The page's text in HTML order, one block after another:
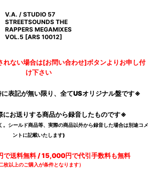
V.A. / STUDIO 57
STREETSOUNDS THE
RAPPERS MEGAMIXES
VOL.5 [ARS 10012]
れない場合は[お問い合わせ]ボタンよりお申し付
け下さい
表記が無い限り、全てUSオリジナル盤です※
お送りする商品から録音したものです※
シールド商品等、実際の商品以外から録音した場合は別途コメ
ントに記載いたします)
送料無料 / 15,000円で代引手数料も無料
二枚以上のご購入が条件となります）